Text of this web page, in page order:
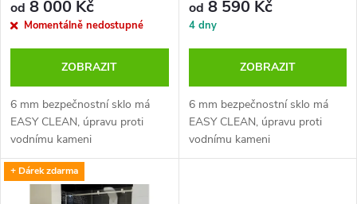
o
d
u
k
t
o
d
u
k
od 8 000 Kč
Momentálně nedostupné
ZOBRAZIT
6 mm bezpečnostní sklo má
EASY CLEAN, úpravu proti
vodnímu kameni
od 8 590 Kč
4 dny
ZOBRAZIT
6 mm bezpečnostní sklo má
EASY CLEAN, úpravu proti
vodnímu kameni
+ Dárek zdarma